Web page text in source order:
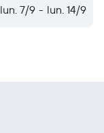
lun. 7/9 - lun. 14/9